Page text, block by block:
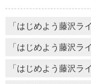
「はじめよう藤沢ラ
「はじめよう藤沢ラ
「はじめよう藤沢ラ